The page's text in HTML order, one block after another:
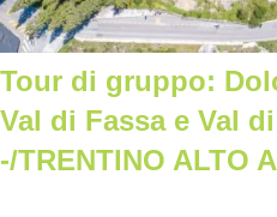
Tour di gruppo:
Val di Fassa e Val
-/TRENTINO ALTO